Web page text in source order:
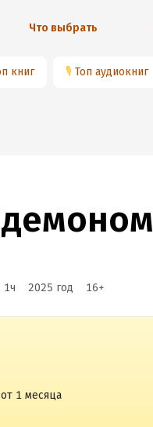
Что выбрать
книг 🎙 Топ аудиокниг
1ч 2025 год 16+
1 месяца